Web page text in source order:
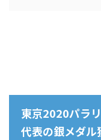
東京2020パラ
代表の銀メダル